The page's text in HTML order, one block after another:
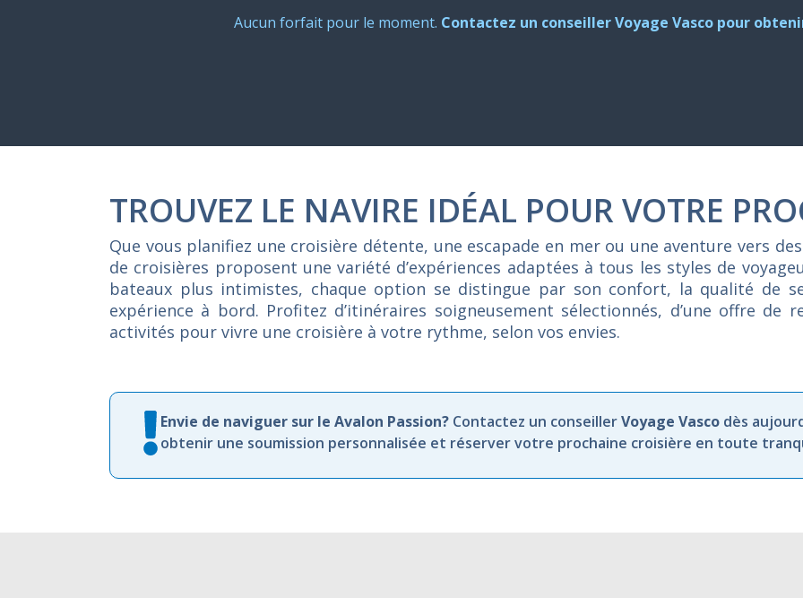
Aucun forfait pour le moment. Contactez un conseiller Voyage Vasco pour
TROUVEZ LE NAVIRE IDÉAL POUR VOTRE
Que vous planifiez une croisière détente, une escapade en mer ou une aventure vers
de croisières proposent une variété d’expériences adaptées à tous les styles de
bateaux plus intimistes, chaque option se distingue par son confort, la qualité de
expérience à bord. Profitez d’itinéraires soigneusement sélectionnés, d’une offre de
activités pour vivre une croisière à votre rythme, selon vos envies.
Envie de naviguer sur le Avalon Passion? Contactez un conseillerVoyage Vasco dès
obtenir une soumission personnalisée et réserver votre prochaine croisière en toute